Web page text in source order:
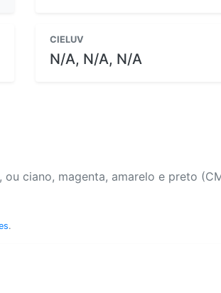
CIELUV
N/A, N/A, N/A
ciano, magenta, amarelo e preto
.